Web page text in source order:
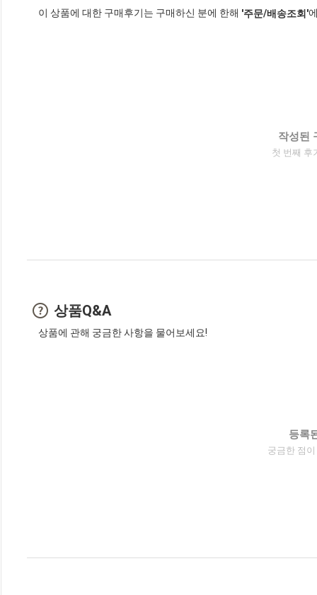
이 상품에 대한 구매후기는 구매하신 분에 한해 '주문/배송조회'
작성된
첫 번째 후
상품Q&A
상품에 관해 궁금한 사항을 물어보세요!
등록
궁금한 점